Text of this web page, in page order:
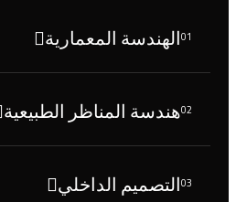
01الهندسة المعمارية
02هندسة المناظر الطبيعية
03التصميم الداخلي